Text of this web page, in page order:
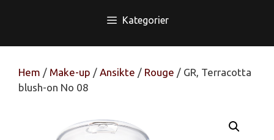
Kategorier
Hem / Make-up / Ansikte / Rouge / GR, Terracotta
blush-on No 08